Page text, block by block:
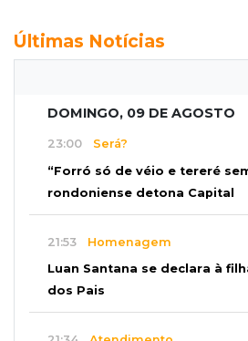
Últimas Notícias
DOMINGO, 09 DE AGOSTO
23:00 Será?
“Forró só de véio e tereré
rondoniense detona Capital
21:53 Homenagem
Luan Santana se declara à
dos Pais